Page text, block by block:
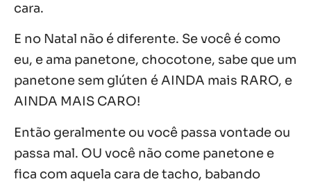
cara.
E no Natal não é diferente. Se você é como
eu, e ama panetone, chocotone, sabe que um
panetone sem glúten é AINDA mais RARO, e
AINDA MAIS CARO!
Então geralmente ou você passa vontade ou
passa mal. OU você não come panetone e
fica com aquela cara de tacho, babando